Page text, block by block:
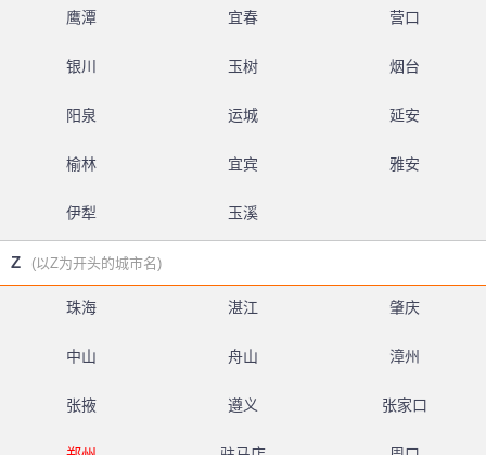
鹰潭 宜春 营口
银川 玉树 烟台
阳泉 运城 延安
榆林 宜宾 雅安
伊犁 玉溪
Z (以Z为开头的城市名)
珠海 湛江 肇庆
中山 舟山 漳州
张掖 遵义 张家口